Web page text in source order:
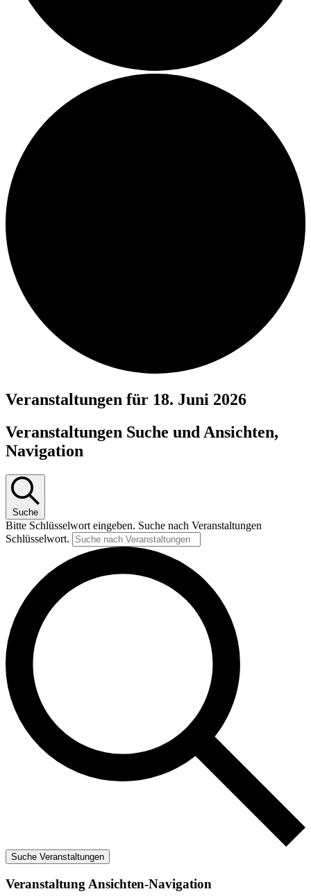
Veranstaltungen für 18. Juni 2026
Veranstaltungen Suche und Ansichten,
Navigation
Suche
Bitte Schlüsselwort eingeben. Suche nach Veranstaltungen
Schlüsselwort.
Suche Veranstaltungen
Veranstaltung Ansichten-Navigation